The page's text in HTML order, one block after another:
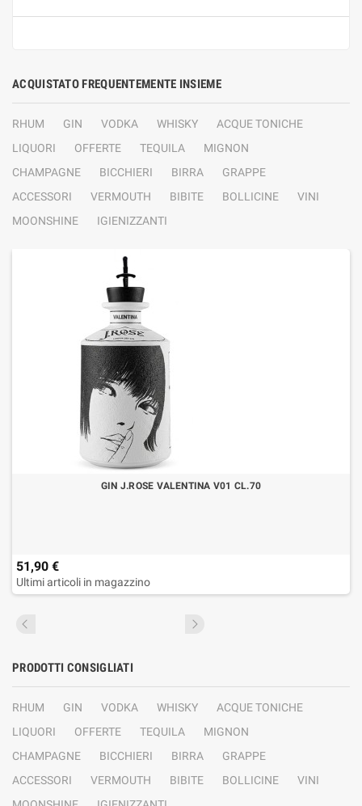
ACQUISTATO FREQUENTEMENTE INSIEME
RHUM GIN VODKA WHISKY
ACQUE TONICHE
LIQUORI
OFFERTE TEQUILA
MIGNON
CHAMPAGNE
BICCHIERI BIRRA
GRAPPE
ACCESSORI
VERMOUTH BIBITE BOLLICINE
VINI
MOONSHINE
IGIENIZZANTI
GIN J.ROSE VALENTINA V01 CL.70
51,90 €
Ultimi articoli in magazzino
PRODOTTI CONSIGLIATI
RHUM GIN VODKA WHISKY
ACQUE TONICHE
LIQUORI
OFFERTE TEQUILA
MIGNON
CHAMPAGNE
BICCHIERI BIRRA
GRAPPE
ACCESSORI
VERMOUTH BIBITE BOLLICINE
VINI